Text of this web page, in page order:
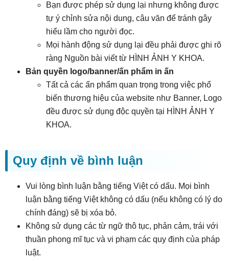
Bạn được phép sử dụng lại nhưng không được
tự ý chỉnh sửa nội dung, câu văn để tránh gây
hiểu lầm cho người đọc.
Mọi hành động sử dụng lại đều phải được ghi rõ
ràng Nguồn bài viết từ HÌNH ẢNH Y KHOA.
Bản quyền logo/banner/ấn phẩm in ấn
Tất cả các ấn phẩm quan trọng trong việc phổ
biến thương hiệu của website như Banner, Logo
đều được sử dụng độc quyền tại HÌNH ẢNH Y
KHOA.
Quy định về bình luận
Vui lòng bình luận bằng tiếng Việt có dấu. Mọi bình
luận bằng tiếng Việt không có dấu (nếu không có lý do
chính đáng) sẽ bị xóa bỏ.
Không sử dụng các từ ngữ thô tục, phản cảm, trái với
thuần phong mĩ tục và vi phạm các quy định của pháp
luật.